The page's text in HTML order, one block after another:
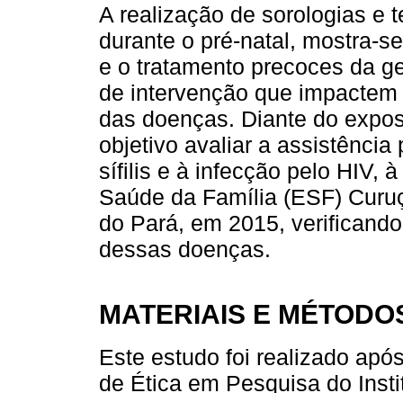
A realização de sorologias e
durante o pré-natal, mostra-
e o tratamento precoces da
de intervenção que
das doenças. Diante do
objetivo avaliar a assistência
sífilis e à infecção pelo HIV,
Saúde da Família (ESF)
do Pará, em 2015,
dessas doenças.
MATERIAIS E
Este estudo foi realizado
de Ética em Pesquisa do